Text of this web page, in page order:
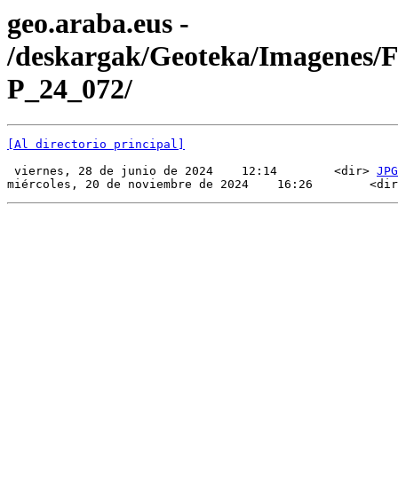
geo.araba.eus -
/deskargak/Geoteka/Imagenes/
P_24_072/
[Al directorio principal]
viernes, 28 de junio de 2024    12:14        <dir> JPG
miércoles, 20 de noviembre de 2024    16:26